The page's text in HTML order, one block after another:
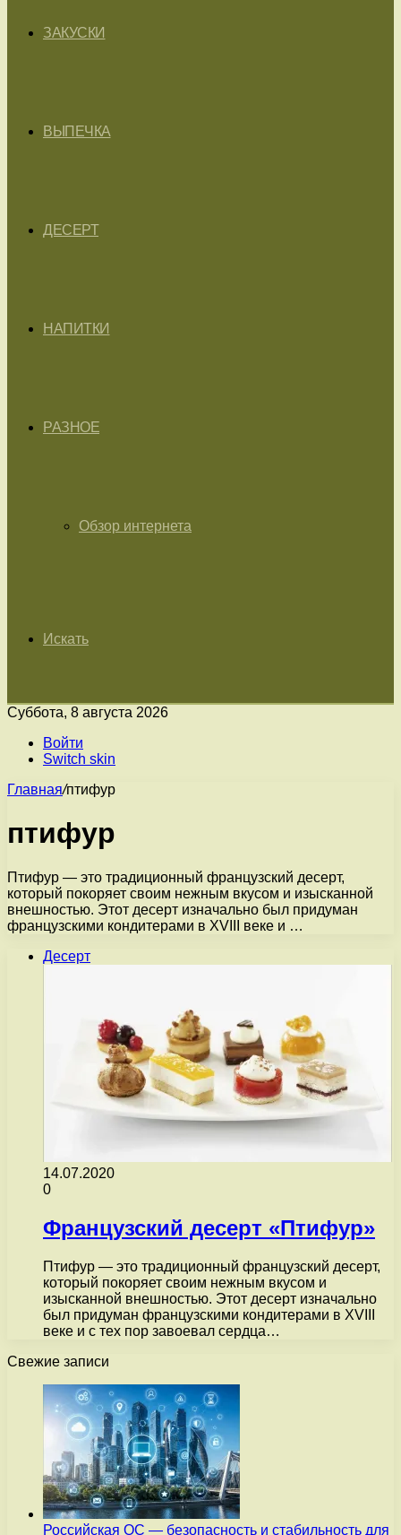
ЗАКУСКИ
ВЫПЕЧКА
ДЕСЕРТ
НАПИТКИ
РАЗНОЕ
Обзор интернета
Искать
Суббота, 8 августа 2026
Войти
Switch skin
Главная/птифур
птифур
Птифур — это традиционный французский десерт,
который покоряет своим нежным вкусом и изысканной
внешностью. Этот десерт изначально был придуман
французскими кондитерами в XVIII веке и …
Десерт
14.07.2020
0
Французский десерт «Птифур»
Птифур — это традиционный французский десерт,
который покоряет своим нежным вкусом и
изысканной внешностью. Этот десерт изначально
был придуман французскими кондитерами в XVIII
веке и с тех пор завоевал сердца…
Свежие записи
Российская ОС — безопасность и стабильность для